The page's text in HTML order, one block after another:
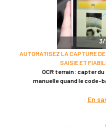
3/
AUTOMATISEZ LA CAPTURE
SAISIE ET
OCR terrain : capter
manuelle quand le code-
En